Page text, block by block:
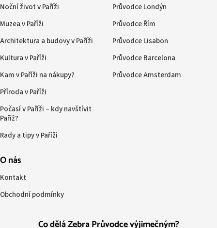
Co dělá Zebra Průvodce výjimečným?
Noční život v Paříži
Muzea v Paříži
Architektura a budovy v Paříži
Kultura v Paříži
Kam v Paříži na nákupy?
Příroda v Paříži
Počasí v Paříži – kdy navštívit
Paříž?
Rady a tipy v Paříži
Průvodce Londýn
Průvodce Řím
Průvodce Lisabon
Průvodce Barcelona
Průvodce Amsterdam
O nás
Kontakt
Obchodní podmínky